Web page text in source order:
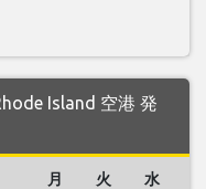
Island 空港 発
月 火 水